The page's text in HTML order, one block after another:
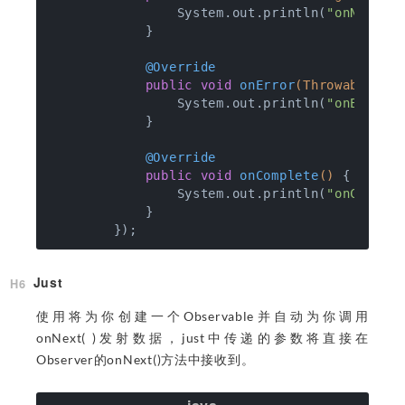
                System.out.println(
            }
@Override
public
void onError(Throwable e)
                System.out.println(
            }
@Override
public
void onComplete ()
{
                System.out.println(
            }
Just
使用将为你创建一个Observable并自动为你调用
onNext( )发射数据，just中传递的参数将直接在
Observer的onNext()方法中接收到。